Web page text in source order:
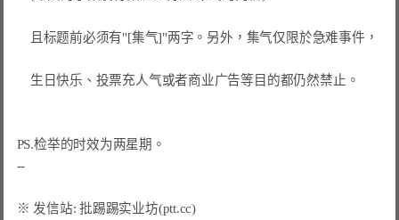
PS.检举的时效为两星期。